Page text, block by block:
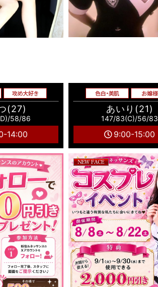
(27)
58/86
14:00
あいり(21)
147/83(C)/56/83
9:00-15:00